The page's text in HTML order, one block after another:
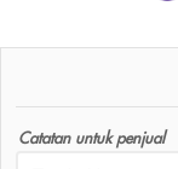
Catatan untuk penjual